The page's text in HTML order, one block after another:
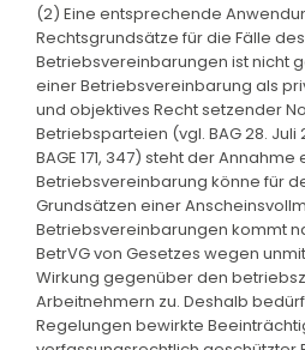
(2) Eine entsprechende
Rechtsgrundsätze für die Fälle
Betriebsvereinbarungen ist nicht
einer Betriebsvereinbarung als
und objektives Recht setzender
Betriebsparteien (vgl. BAG 28. Juli
BAGE 171, 347) steht der
Betriebsvereinbarung könne für
Grundsätzen einer
Betriebsvereinbarungen kommt
BetrVG von Gesetzes wegen
Wirkung gegenüber den
Arbeitnehmern zu. Deshalb
Regelungen bewirkte